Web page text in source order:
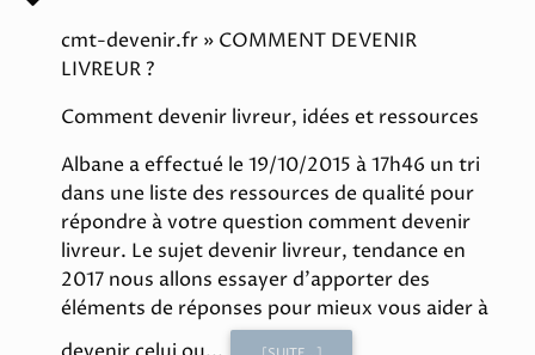
cmt-devenir.fr » COMMENT DEVENIR
LIVREUR ?
Comment devenir livreur, idées et ressources
Albane a effectué le 19/10/2015 à 17h46 un tri
dans une liste des ressources de qualité pour
répondre à votre question comment devenir
livreur. Le sujet devenir livreur, tendance en
2017 nous allons essayer d'apporter des
éléments de réponses pour mieux vous aider à